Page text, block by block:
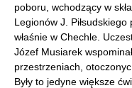
poboru, wchodzący w
Legionów J.
właśnie w Chechle.
Józef Musiarek
przestrzeniach,
Były to jedyne większe